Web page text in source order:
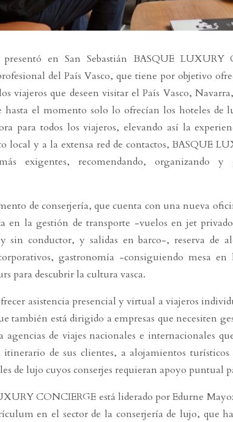
en San Sebastián BASQUE
del País Vasco, que tiene por objetivo
viajeros que deseen visitar el País Vasco,
hasta el momento solo lo ofrecían los hoteles de
para todos los viajeros, elevando así la
local y a la extensa red de contactos, BASQUE
exigentes, recomendando, organizando y
de conserjería, que cuenta con una nueva
en la gestión de transporte -vuelos en jet
sin conductor, y salidas en barco-, reserva de
gastronomía -consiguiendo mesa en
para descubrir la cultura vasca.
asistencia presencial y virtual a viajeros
también está dirigido a empresas que necesiten
agencias de viajes nacionales e internacionales
de sus clientes, a alojamientos
de lujo cuyos conserjes requieran apoyo puntual
CONCIERGE está liderado por Edurne
en el sector de la conserjería de lujo, que